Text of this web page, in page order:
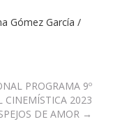
Gómez García /
PROGRAMA 9º
CINEMÍSTICA 2023
DE AMOR →